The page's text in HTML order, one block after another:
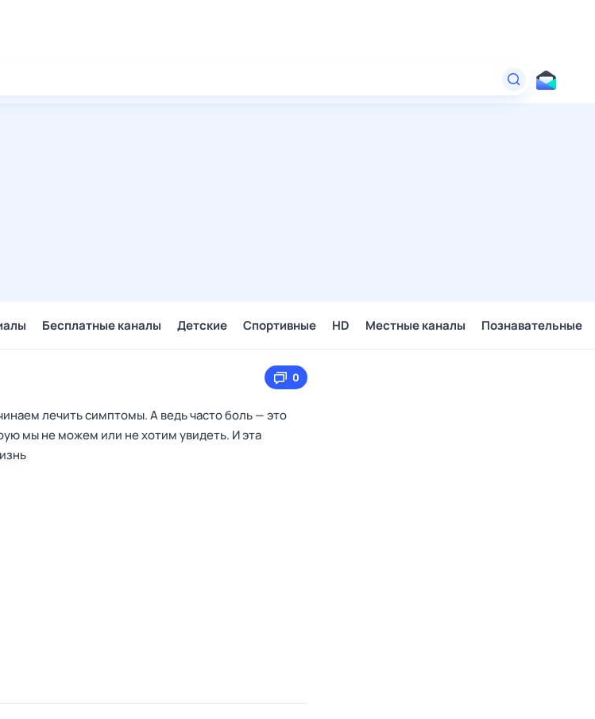
Бесплатные каналы Детские Спортивные HD Местные каналы Познавательные
0
лечить симптомы. А ведь часто боль — это
мы не можем или не хотим увидеть. И эта